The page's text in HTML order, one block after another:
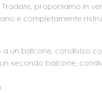
proponiamo in
e completamente
un balcone, condiviso
secondo balcone,